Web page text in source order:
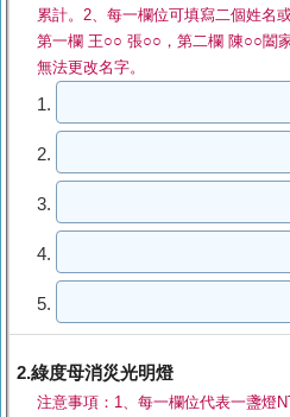
累計。2、每一欄位可填寫二個姓名
第一欄 王○○ 張○○，第二欄 陳○○闔
無法更改名字。
1.
2.
3.
4.
5.
2.綠度母消災光明燈
注意事項：1、每一欄位代表一盞燈